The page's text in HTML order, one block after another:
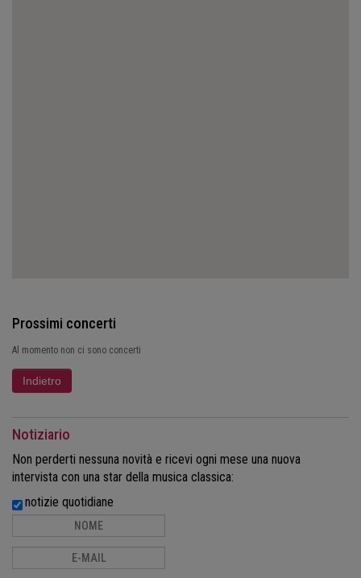
Prossimi concerti
Al momento non ci sono concerti
Notiziario
Non perderti nessuna novità e ricevi ogni mese una nuova
intervista con una star della musica classica:
notizie quotidiane